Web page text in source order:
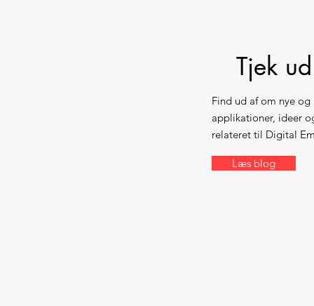
Tjek ud
Find ud af om nye og
applikationer, ideer
relateret til Digital
Læs blog